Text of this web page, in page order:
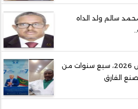
سالم ولد الداه
أغسطس 2019- أغسطس 2026، سبع سنوات من
تصنع الفارق